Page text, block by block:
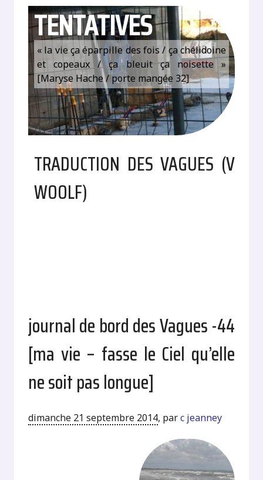
TENTATIVES
« la vie ça éparpille des fois / ça chélidoine
et copeaux / ça bleuit ça noisette »
[Maryse Hache / porte mangée 32]
TRADUCTION DES VAGUES (V
WOOLF)
journal de bord des Vagues -44
[ma vie – fasse le Ciel qu’elle
ne soit pas longue]
dimanche 21 septembre 2014, parc jeanney